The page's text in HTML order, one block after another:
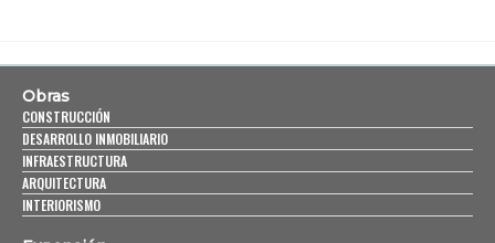
Obras
CONSTRUCCIÓN
DESARROLLO INMOBILIARIO
INFRAESTRUCTURA
ARQUITECTURA
INTERIORISMO